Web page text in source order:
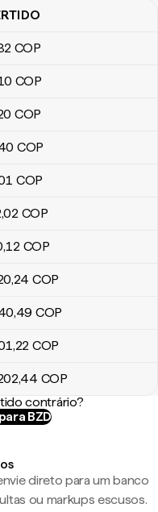
para Pesos
COP
COP
COP
COP
COP
,02 COP
,12 COP
,24 COP
,49 COP
,22 COP
,44 COP
contrário?
BZD
direto para um banco
ou markups escusos.